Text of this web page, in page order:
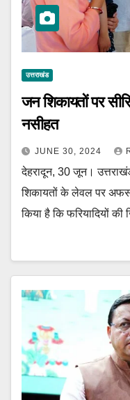
उत्तराखंड
जन शिकायतों पर
नसीहत
JUNE 30, 2024
देहरादून, 30 जून।
शिकायतों के लेवल पर
किया है कि फरियादियों